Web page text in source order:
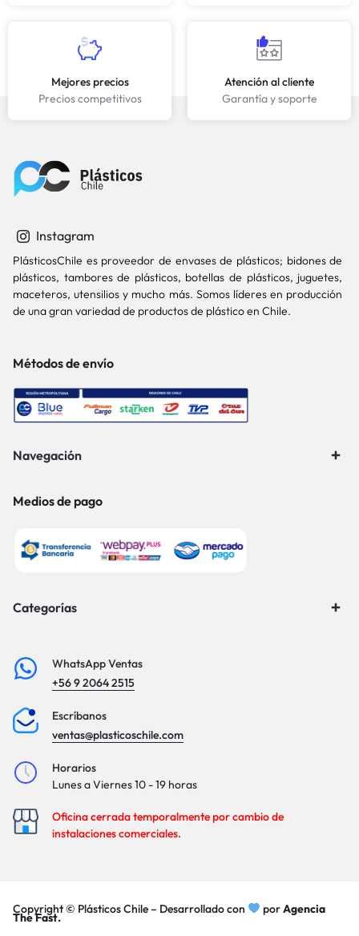
Mejores precios
Precios competitivos
Atención al cliente
Garantía y soporte
Instagram
PlásticosChile es proveedor de envases de plásticos; bidones de
plásticos, tambores de plásticos, botellas de plásticos, juguetes,
maceteros, utensilios y mucho más. Somos líderes en producción
de una gran variedad de productos de plástico en Chile.
Métodos de envío
Navegación
Medios de pago
Categorías
WhatsApp Ventas
+56 9 2064 2515
Escríbanos
ventas@plasticoschile.com
Horarios
Lunes a Viernes 10 - 19 horas
Oficina cerrada temporalmente por cambio de
instalaciones comerciales.
Copyright © Plásticos Chile – Desarrollado con porAgencia
The Fast.